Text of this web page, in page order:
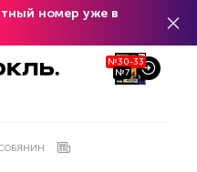
номер уже в
№30-33
№7